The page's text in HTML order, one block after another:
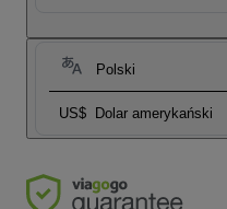
Polski
US$ Dolar amerykański